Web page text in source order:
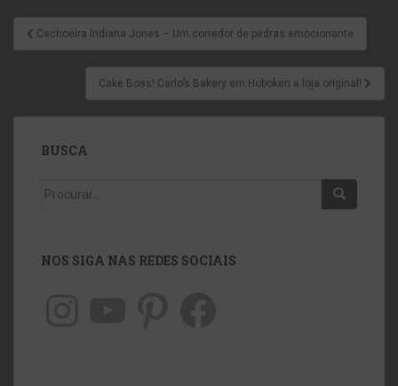
Cachoeira Indiana Jones – Um corredor de pedras emocionante
Cake Boss! Carlo’s Bakery em Hoboken a loja original!
BUSCA
NOS SIGA NAS REDES SOCIAIS